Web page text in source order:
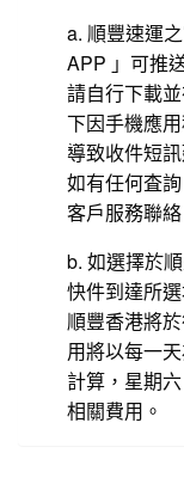
a. 順豐速運
APP 」可推
請自行下載
下因手機應
導致收件短
如有任何査
客戶服務聯絡
b. 如選擇於
快件到達所
順豐香港將
用將以每一
計算，星期
相關費用。